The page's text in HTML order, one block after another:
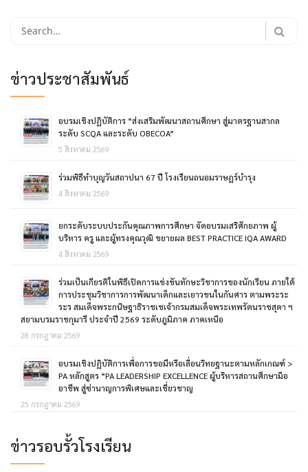
Search
ข่าวประชาสัมพันธ์
อบรมเชิงปฏิบัติการ “ส่งเสริมพัฒนาสถานศึกษา สู่มาตรฐานสากล
ระดับ SCQA และระดับ OBECOA”
5 สิงหาคม 2569
ร่วมพิธีทำบุญวันสถาปนา 67 ปี โรงเรียนถนอมราษฎร์บำรุง
4 สิงหาคม 2569
ยกระดับระบบประกันคุณภาพการศึกษา จัดอบรมเสริศักยภาพ ผู้
บริหาร ครู และผู้ทรงคุณวุฒิ ขยายผล BEST PRACTICE IQA AWARD
4 สิงหาคม 2569
ร่วมเป็นเกียรติในพิธีเปิดการแข่งขันทักษะวิชาการของนักเรียน ภายใต้
การประชุมวิชาการการพัฒนาเด็กและเยาวขนในกันศาร ตามพระระ
ระร สมเด็จพระกนิษฐาธิราชเชเจ้ากรมสมเด็จพระเทพรัตนราชสุดา ฯ
สยามบรมราชกุมารี ประจำปี 2569 ระดับภูมิภาค ภาคเหนือ
28 กรกฎาคม 2569
อบรมเชิงปฏิบัติการเพื่อการขอมีหรือเลื่อนวิทยฐานะตามหลักเกณฑ์ >
PA หลักสูตร “PA LEADERSHIP EXCELLENCE ผู้บริหารสถานศึกษามือ
อาชีพ สู่ซ่านาญการพิเศษและเชี่ยวชาญ
25 กรกฎาคม 2569
ข่าวรอบรั้วโรงเรียน